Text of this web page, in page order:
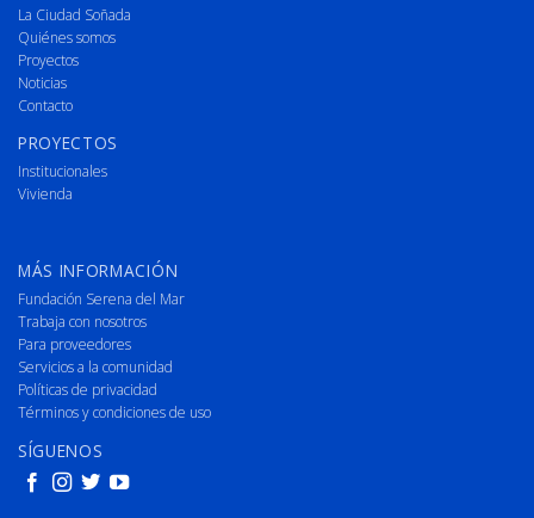
La Ciudad Soñada
Quiénes somos
Proyectos
Noticias
Contacto
PROYECTOS
Institucionales
Vivienda
MÁS INFORMACIÓN
Fundación Serena del Mar
Trabaja con nosotros
Para proveedores
Servicios a la comunidad
Políticas de privacidad
Términos y condiciones de uso
SÍGUENOS